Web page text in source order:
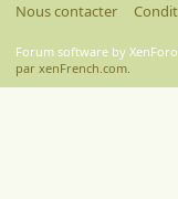
Nous contacter
Forum software by
par xenFrench.com.